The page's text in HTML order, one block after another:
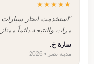
★★★★★
"استخدمت ايجار سيارات
مرات والنتيجة دائماً
سارة خ.
مدينة نصر • 2026